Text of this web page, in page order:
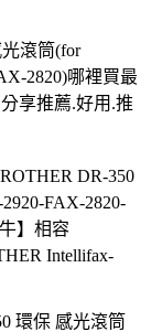
滾筒(for
2820)哪裡買最
享推薦.好用.推
DR-350
FAX-2820-
】相容
Intellifax-
環保 感光滾筒